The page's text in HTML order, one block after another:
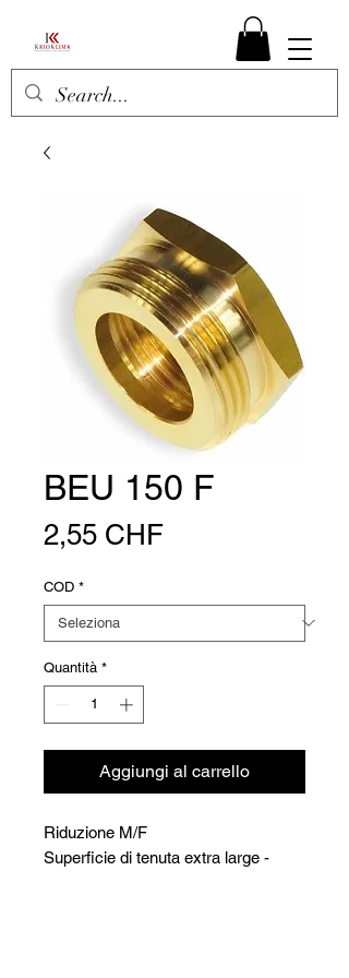
BEU 150 F
2,55 CHFPrezzo
COD *
Quantità *
Aggiungi al carrello
Riduzione M/F
Superficie di tenuta extra large -